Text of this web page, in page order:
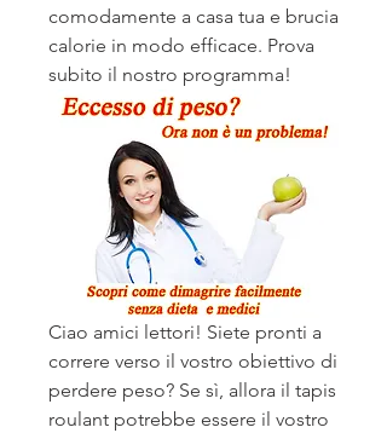
comodamente a casa tua e brucia
calorie in modo efficace. Prova
subito il nostro programma!
Ciao amici lettori! Siete pronti a
correre verso il vostro obiettivo di
perdere peso? Se sì, allora il tapis
roulant potrebbe essere il vostro